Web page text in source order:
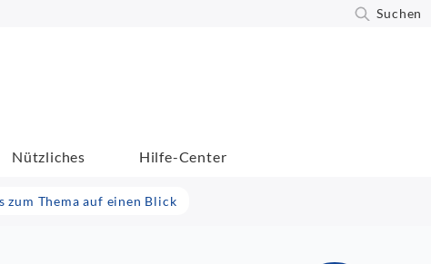
Suchen
Nützliches Hilfe-Center
zum Thema auf einen Blick